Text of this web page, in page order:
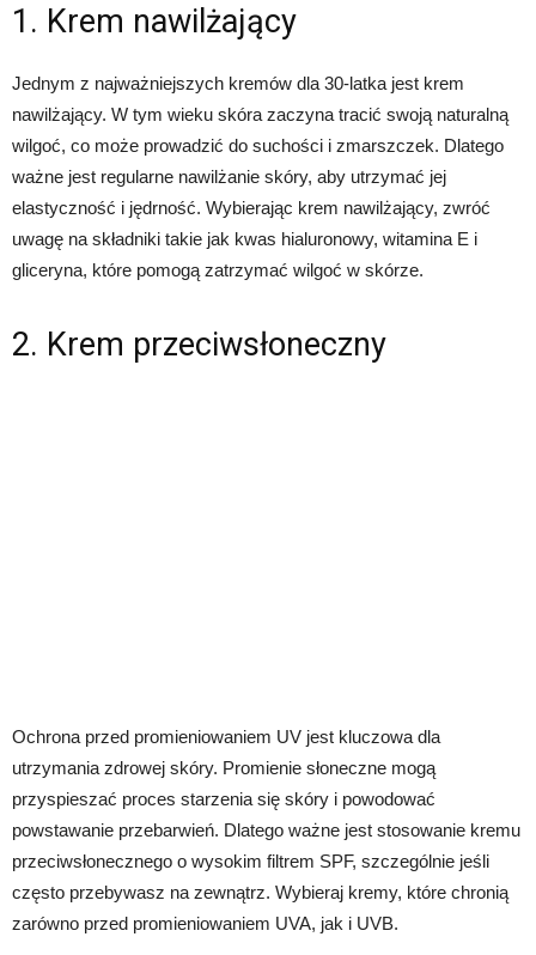
1. Krem nawilżający
Jednym z najważniejszych kremów dla 30-latka jest krem
nawilżający. W tym wieku skóra zaczyna tracić swoją naturalną
wilgoć, co może prowadzić do suchości i zmarszczek. Dlatego
ważne jest regularne nawilżanie skóry, aby utrzymać jej
elastyczność i jędrność. Wybierając krem nawilżający, zwróć
uwagę na składniki takie jak kwas hialuronowy, witamina E i
gliceryna, które pomogą zatrzymać wilgoć w skórze.
2. Krem przeciwsłoneczny
Ochrona przed promieniowaniem UV jest kluczowa dla
utrzymania zdrowej skóry. Promienie słoneczne mogą
przyspieszać proces starzenia się skóry i powodować
powstawanie przebarwień. Dlatego ważne jest stosowanie kremu
przeciwsłonecznego o wysokim filtrem SPF, szczególnie jeśli
często przebywasz na zewnątrz. Wybieraj kremy, które chronią
zarówno przed promieniowaniem UVA, jak i UVB.